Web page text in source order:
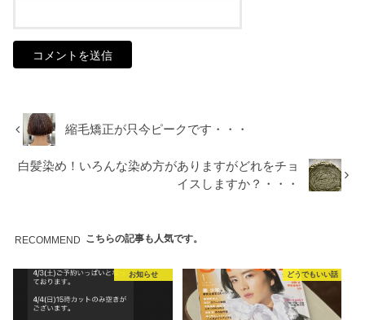
縮毛矯正が只今ピークです・・・
白髪染め！いろんな染め方がありますがどれをチョ
イスしますか？・・・
RECOMMEND こちらの記事も人気です。
お知らせ どうでもいい話